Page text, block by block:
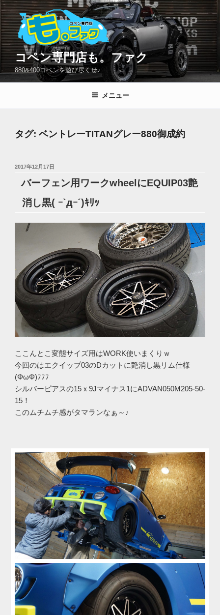
コ
ン
テ
ン
ツ
へ
ス
プ
コペン専門店も。ファク
880&400コペンを遊び尽くせ♪
メニュー
タグ: ベントレーTITANグレー880御成約
投
日:
2017年12月17日
バーフェン用ワークwheelにEQUIP03艶
消し黒( ｰ`дｰ´)ｷﾘｯ
ここんとこ変態サイズ用はWORK使いまくりｗ
今回のはエクイップ03のDカットに艶消し黒リム仕様
(ΦωΦ)ﾌﾌﾌ
シルバーピアスの15ｘ9Jマイナス1にADVAN050M205-50-
15！
このムチムチ感がタマランなぁ～♪